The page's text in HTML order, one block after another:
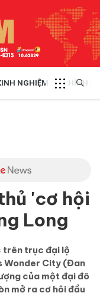
NGHIỆM CHÍNH
'cơ hội
Long
trên trục đại lộ
Wonder City (Đan
của một đại đô
mở ra cơ hội đầu